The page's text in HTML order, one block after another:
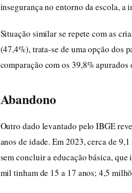
insegurança no entorno da escola, a
Situação similar se repete com as
(47,4%), trata-se de uma opção dos
comparação com os 39,8% apurados
Abandono
Outro dado levantado pelo IBGE
anos de idade. Em 2023, cerca de
sem concluir a educação básica,
mil tinham de 15 a 17 anos; 4,5